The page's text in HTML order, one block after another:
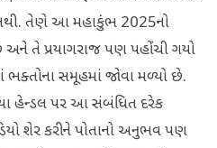
તેણે આ મહાકુંભ 2025નો
તે પ્રયાગરાજ પણ પહોંચી ગયો
ભક્તોના સમૂહમાં જોવા મળ્યો છે.
હેન્ડલ પર આ સંબંધિત દરેક
શેર કરીને પોતાનો અનુભવ પણ